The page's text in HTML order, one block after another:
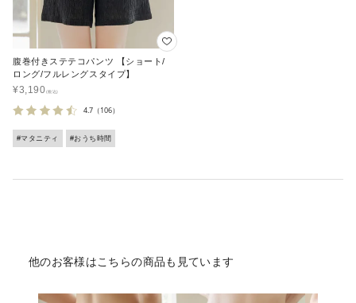
腹巻付きステテコパンツ 【ショート/
ロング/フルレングスタイプ】
¥3,190
4.7 （106）
#マタニティ #おうち時間
他のお客様はこちらの商品も見ています